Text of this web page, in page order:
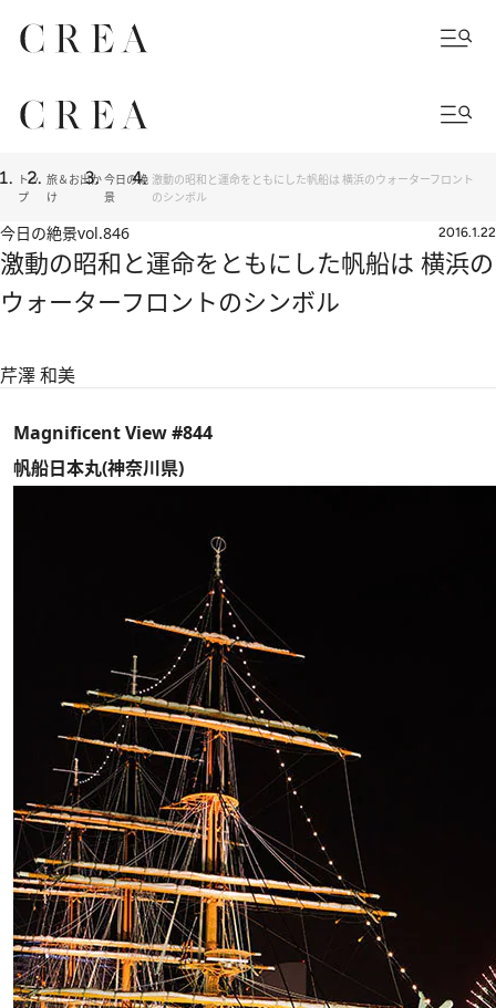
トッ
プ
旅＆お出か
け
今日の絶
景
激動の昭和と運命をともにした帆船は 横浜のウォーターフロント
のシンボル
今日の絶景vol.846 2016.1.22
激動の昭和と運命をともにした帆船は 横浜の
ウォーターフロントのシンボル
芹澤 和美
Magnificent View #844
帆船日本丸(神奈川県)